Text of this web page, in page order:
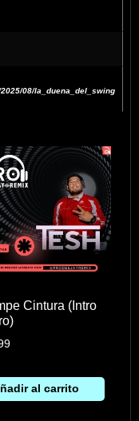
08/la_duena_del_swing
Cintura (Intro
al carrito